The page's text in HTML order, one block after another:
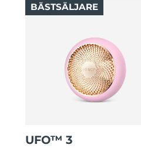
UFO™ 3
BÄSTSÄLJARE